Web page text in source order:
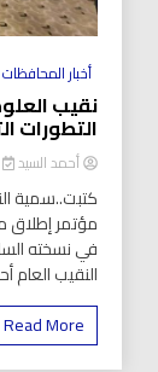
أخبار المحافظات
نقيب
التطورات
أحمد السيد
كتبت..سمية
مؤتمر
في نسخته
النقيب العام
Read More